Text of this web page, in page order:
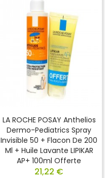
LA ROCHE POSAY Anthelios
Dermo-Pediatrics Spray
Invisible 50 + Flacon De 200
Ml + Huile Lavante LIPIKAR
AP+ 100ml Offerte
21,22 €